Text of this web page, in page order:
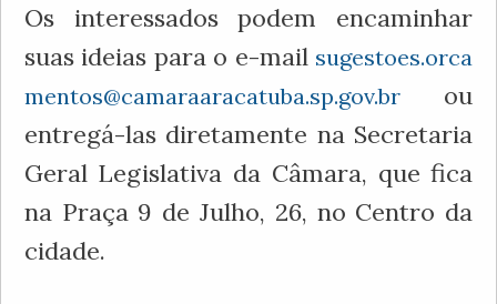
Os interessados podem encaminhar
suas ideias para o e-mail sugestoes.orca
mentos@camaraaracatuba.sp.gov.brou
entregá-las diretamente na Secretaria
Geral Legislativa da Câmara, que fica
na Praça 9 de Julho, 26, no Centro da
cidade.